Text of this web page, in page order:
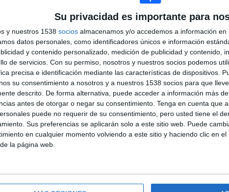
Su privacidad es importante para
y nuestros 1538 socios almacenamos y/o accedemos a información
datos personales, como identificadores únicos e información
y contenido personalizado, medición de publicidad y contenido,
de servicios. Con su permiso, nosotros y nuestros socios podemos
precisa e identificación mediante las características de dispositivos.
su consentimiento a nosotros y a nuestros 1538 socios para que
descrito. De forma alternativa, puede acceder a información más
antes de otorgar o negar su consentimiento. Tenga en cuenta que
puede no requerir de su consentimiento, pero usted tiene el
Sus preferencias se aplicarán solo a este sitio web. Puede
en cualquier momento volviendo a este sitio y haciendo clic en
la página web.
VS Burnley
5
COMPETICIONES
79 (46,2%)
70 (40,94%)
EFL Carabao Cup
Amistoso
Ver ranking completo
Nº DE PARTIDOS POR DÍA DE LA SEMANA
20 8 18 65 36